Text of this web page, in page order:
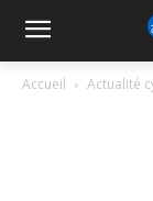
Accueil Actualité